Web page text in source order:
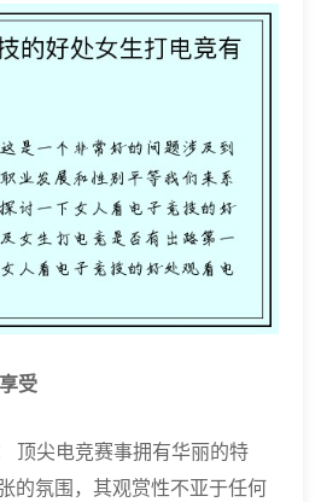
受
顶尖电竞赛事拥有华丽的特
的氛围，其观赏性不亚于任何